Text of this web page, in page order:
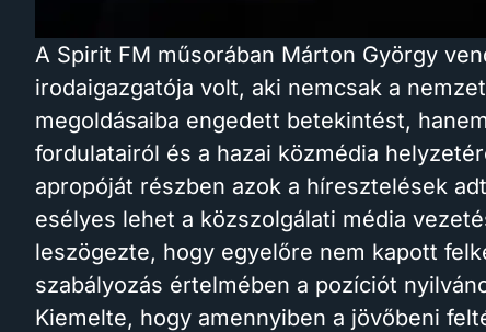
A Spirit FM műsorában Márton György
irodaigazgatója volt, aki nemcsak a
megoldásaiba engedett betekintést,
fordulatairól és a hazai közmédia
apropóját részben azok a híresztelések
esélyes lehet a közszolgálati média
leszögezte, hogy egyelőre nem kapott
szabályozás értelmében a pozíciót
Kiemelte, hogy amennyiben a jövőbeni